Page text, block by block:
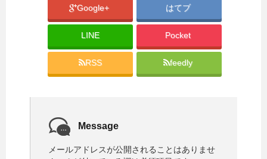
ウ
ウ
き
ク
て
い
し
で
開
き
ま
す
Google+ はてブ
LINE Pocket
RSS feedly
Message
メールアドレスが公開されることはありませ